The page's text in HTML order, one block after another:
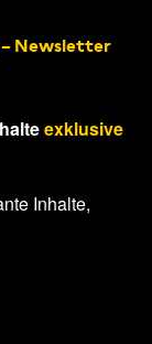
Newsletter
exklusive
Inhalte,